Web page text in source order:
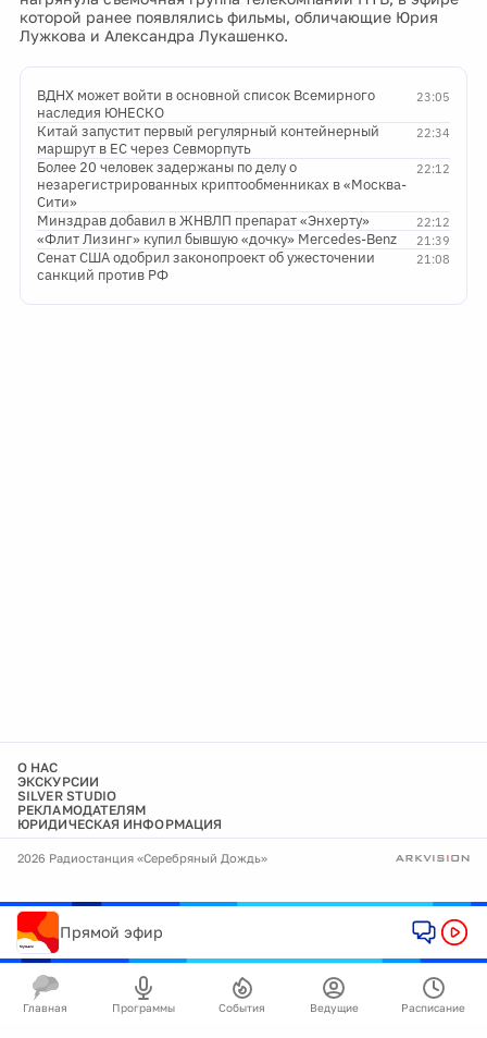
которой ранее появлялись фильмы, обличающие Юрия
Лужкова и Александра Лукашенко.
23:05
ВДНХ может войти в основной список Всемирного
наследия ЮНЕСКО
22:34
Китай запустит первый регулярный контейнерный
маршрут в ЕС через Севморпуть
22:12
Более 20 человек задержаны по делу о
незарегистрированных криптообменниках в «Москва-
Сити»
22:12
Минздрав добавил в ЖНВЛП препарат «Энхерту»
21:39
«Флит Лизинг» купил бывшую «дочку» Mercedes-Benz
21:08
Сенат США одобрил законопроект об ужесточении
санкций против РФ
О НАС
ЭКСКУРСИИ
SILVER STUDIO
РЕКЛАМОДАТЕЛЯМ
ЮРИДИЧЕСКАЯ ИНФОРМАЦИЯ
2026 Радиостанция «Серебряный Дождь»
Прямой эфир
Главная Программы События Ведущие Расписание